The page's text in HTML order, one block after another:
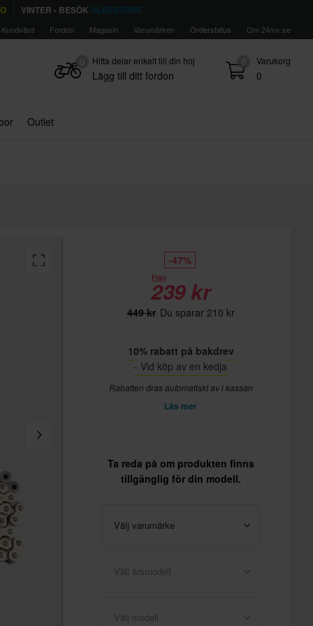
VINTER - BESÖK SLEDSTORE
Kundvård Fordon Magasin Varumärken Orderstatus Om 24mx.se
0 Varukorg
0
Hitta delar enkelt till din hoj
Lägg till ditt fordon
Outlet
-47%
Från
239 kr
449 kr Du sparar 210 kr
10% rabatt på bakdrev
- Vid köp av en kedja
Rabatten dras automatiskt av i kassan
Läs mer
Ta reda på om produkten finns
tillgänglig för din modell.
Välj varumärke
Välj årsmodell
Välj modell